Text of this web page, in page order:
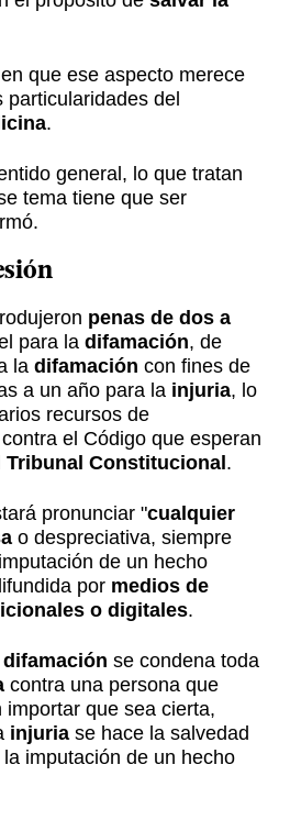
que ese aspecto merece
particularidades del
.
general, lo que tratan
tema tiene que ser
penas de dos a
para la difamación, de
la difamación con fines de
a un año para la injuria, lo
recursos de
el Código que esperan
Tribunal Constitucional .
pronunciar "cualquier
o despreciativa, siempre
de un hecho
por medios de
o digitales.
difamación se condena toda
contra una persona que
importar que sea cierta,
injuria se hace la salvedad
imputación de un hecho